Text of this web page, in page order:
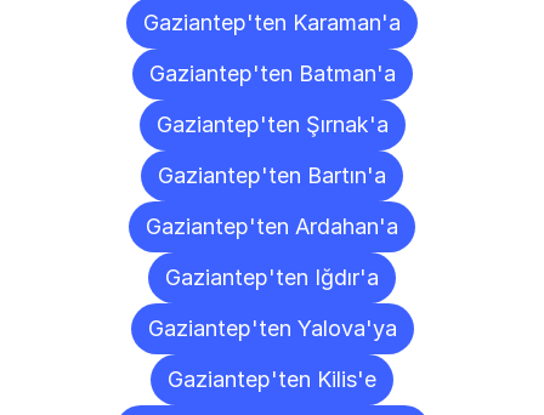
Gaziantep'ten Karaman'a
Gaziantep'ten Batman'a
Gaziantep'ten Şırnak'a
Gaziantep'ten Bartın'a
Gaziantep'ten Ardahan'a
Gaziantep'ten Iğdır'a
Gaziantep'ten Yalova'ya
Gaziantep'ten Kilis'e